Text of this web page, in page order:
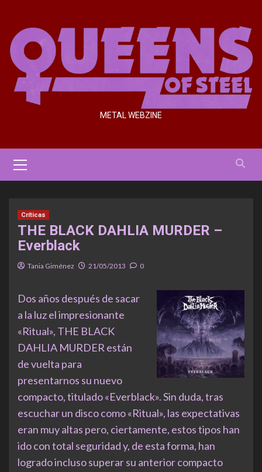
contenido
METAL WEBZINE
primario
Críticas
THE BLACK DAHLIA MURDER –
Everblack
Tania Giménez 21/05/2013 0
Dos años después de sacar
a la luz el impresionante
«Ritual», THE BLACK
DAHLIA MURDER están
de vuelta para
presentarnos su nuevo
compacto, titulado «Everblack». Sin duda, tras
escuchar un disco como «Ritual», las expectativas
eran muy altas pero, ciertamente, estos tipos han
ido con total seguridad y, de esta forma, han
logrado incluso superar su anterior compacto